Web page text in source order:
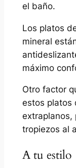
el baño.
Los platos
mineral
máximo
Otro factor
estos platos
extraplanos,
tropiezos al
A tu estilo